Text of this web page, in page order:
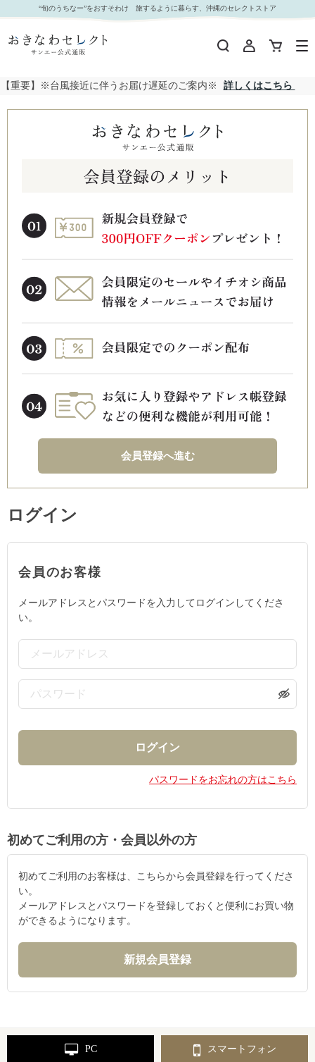
“旬のうちなー”をおすそわけ 旅するように暮らす、沖縄のセレクトストア
【重要】※台風接近に伴うお届け遅延のご案内※ 詳しくはこちら
会員登録へ進む
ログイン
会員のお客様
メールアドレスとパスワードを入力してログインしてくださ
い。
パスワードをお忘れの方はこちら
初めてご利用の方・会員以外の方
初めてご利用のお客様は、こちらから会員登録を行ってくださ
い。
メールアドレスとパスワードを登録しておくと便利にお買い物
ができるようになります。
PC スマートフォン